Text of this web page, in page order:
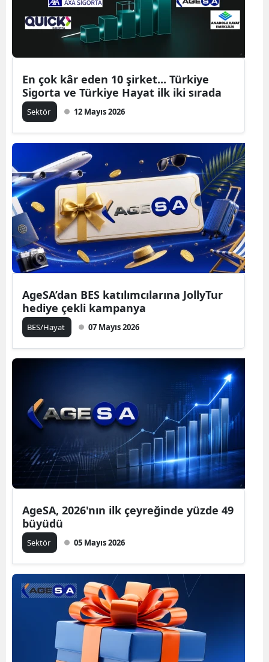
En çok kâr eden 10 şirket... Türkiye
Sigorta ve Türkiye Hayat ilk iki sırada
Sektör 12 Mayıs 2026
AgeSA’dan BES katılımcılarına JollyTur
hediye çekli kampanya
BES/Hayat 07 Mayıs 2026
AgeSA, 2026'nın ilk çeyreğinde yüzde 49
büyüdü
Sektör 05 Mayıs 2026